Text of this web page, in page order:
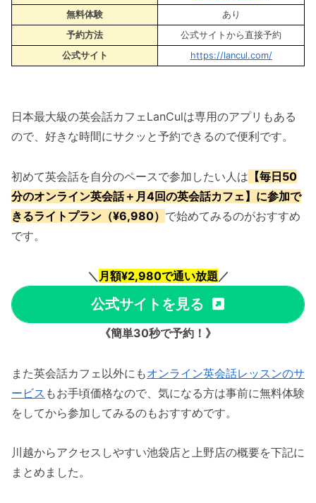
無料体験
あり
予約方法
公式サイトから直接予約
公式サイト
https://lancul.com/
日本最大級の英会話カフェLanCulは専用のアプリもある
ので、好きな時間にサクッと予約できるので便利です。
初めて英会話を自分のペースで参加したい人は 【毎日50
分のオンライン英会話＋月4回の英会話カフェ】に参加で
きるライトプラン（¥6,980） で始めてみるのがおすすめ
です。
＼ 月額¥2,980で通い放題 ／
公式サイトを見る
《簡単30秒で予約！》
また英会話カフェ以外にもオンライン英会話レッスンのサ
ービス もお手頃価格なので、気になる方は事前に無料体験
をしてから参加してみるのもおすすめです。
川越からアクセスしやすい池袋店と上野店の概要を下記に
まとめました。